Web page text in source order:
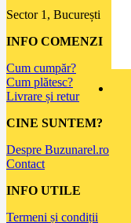
Sector 1, București
INFO COMENZI
Cum cumpăr?
Cum plătesc?
Livrare și retur
CINE SUNTEM?
Despre Buzunarel.ro
Contact
INFO UTILE
Termeni și condiții